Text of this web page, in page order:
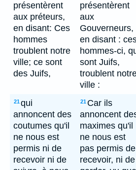
présentèrent
aux préteurs,
en disant: Ces
hommes
troublent notre
ville; ce sont
des Juifs,
présentèrent
aux
Gouverneurs,
en disant :
hommes-ci,
sont Juifs,
troublent
ville :
21qui
annoncent des
coutumes qu'il
ne nous est
permis ni de
recevoir ni de
21 Car ils
annoncent
maximes qu'il
ne nous est
pas permis de
recevoir, ni de